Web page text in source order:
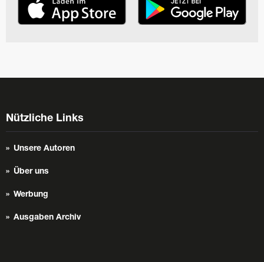
Nützliche Links
Unsere Autoren
Über uns
Werbung
Ausgaben Archiv